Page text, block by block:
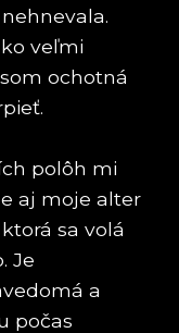
nehnevala.
veľmi
ochotná
polôh mi
aj moje alter
sa volá
Je
a
počas